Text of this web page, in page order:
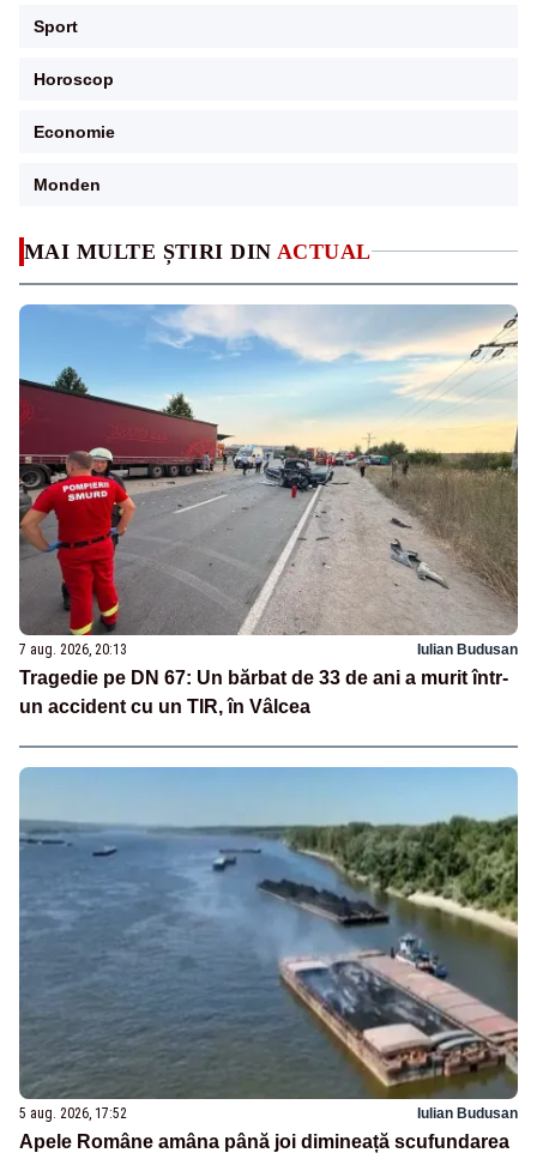
MAI MULTE ȘTIRI DIN ACTUAL
7 aug. 2026, 20:13 Iulian Budusan
Tragedie pe DN 67: Un bărbat de 33 de ani a murit într-
un accident cu un TIR, în Vâlcea
5 aug. 2026, 17:52 Iulian Budusan
Apele Române amâna până joi dimineață scufundarea
Sport
Horoscop
Economie
Monden